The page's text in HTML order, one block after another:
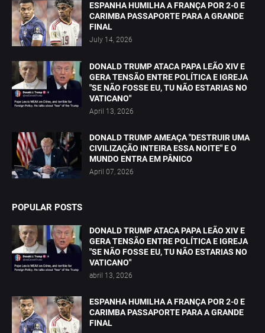
ESPANHA HUMILHA A FRANÇA POR 2-0 E
CARIMBA PASSAPORTE PARA A GRANDE
FINAL
July 14, 2026
DONALD TRUMP ATACA PAPA LEÃO XIV E
GERA TENSÃO ENTRE POLÍTICA E IGREJA
"SE NÃO FOSSE EU, TU NÃO ESTARIAS NO
VATICANO"
April 13, 2026
DONALD TRUMP AMEAÇA "DESTRUIR UMA
CIVILIZAÇÃO INTEIRA ESSA NOITE" E O
MUNDO ENTRA EM PÂNICO
April 07, 2026
POPULAR POSTS
DONALD TRUMP ATACA PAPA LEÃO XIV E
GERA TENSÃO ENTRE POLÍTICA E IGREJA
"SE NÃO FOSSE EU, TU NÃO ESTARIAS NO
VATICANO"
abril 13, 2026
ESPANHA HUMILHA A FRANÇA POR 2-0 E
CARIMBA PASSAPORTE PARA A GRANDE
FINAL